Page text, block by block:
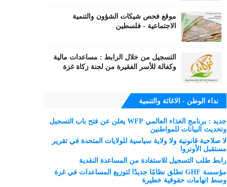
موقع فحص شيكات الشؤون والتنمية
الاجتماعية - فلسطين
التسجيل من خلال الرابط : مساعدات مالية
وكفالة للأسر الفقيرة من لجنة زكاة غزة
نداء الوطن - الاغاثة والتنمية
جديد : برنامج الغذاء العالمي WFP يعلن عن فتح باب التسجيل
وتحديث البيانات للمواطنين
لا صلاحية قانونية ولا ولاية سياسية للولايات المتحدة في تقرير
مستقبل الأونروا
رابط طلب التسجيل للاستفادة من المساعدة النقدية
مؤسسة GHF تطلق نظامًا جديدًا لتوزيع المساعدات في غزة
وسط اتهامات حقوقية خطيرة